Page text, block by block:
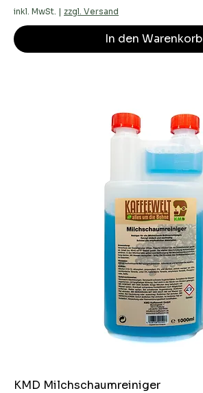
inkl. MwSt. | zzgl. Versand
In den Warenkorb
KMD Milchschaumreiniger